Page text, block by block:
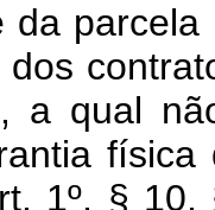
da
dos
, a qual
1º, §